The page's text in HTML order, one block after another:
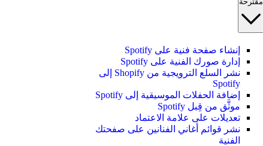
إنشاء صفحة فنية على Spotify
إدارة صورك الفنية على Spotify
نشر السلع الترويجية من Shopify إلى
Spotify
إضافة الحفلات الموسيقية إلى Spotify
موثَّق من قِبل Spotify
تعديلات على علامة الاعتماد
نشر قوائم أغاني الفنانين على صفحتك
الفنية